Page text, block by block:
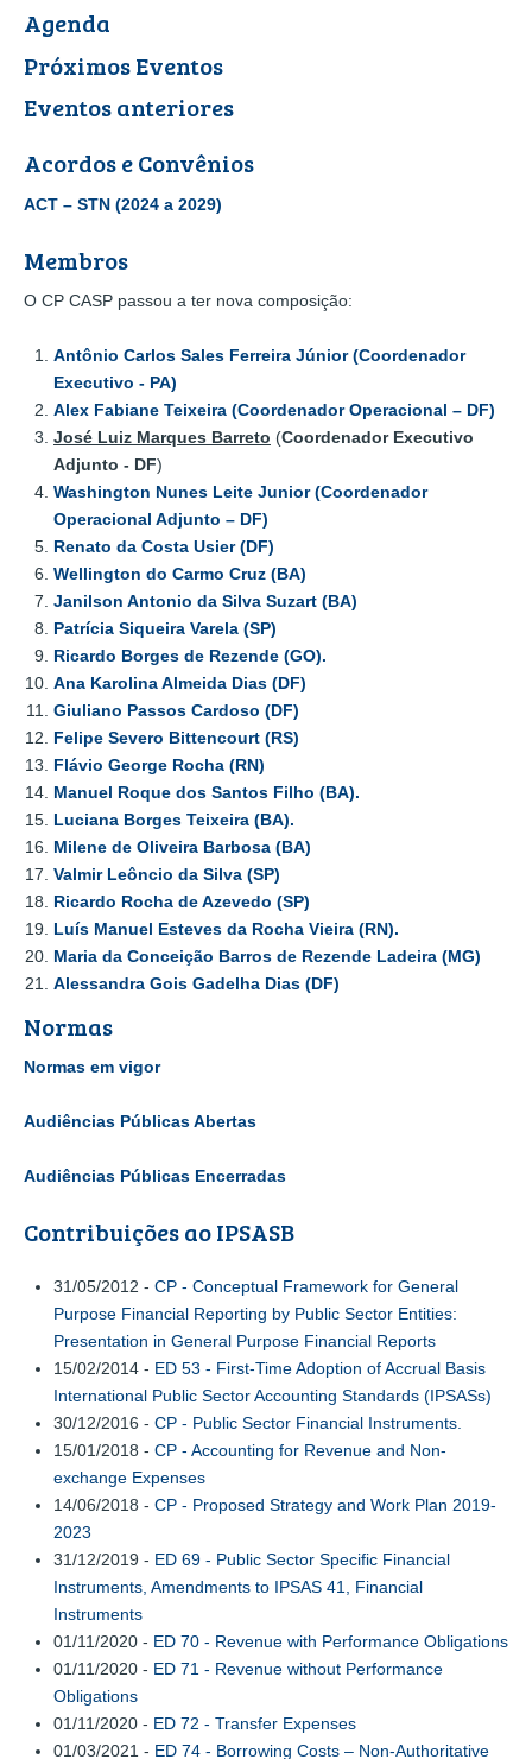
Agenda
Próximos Eventos
Eventos anteriores
Acordos e Convênios
ACT – STN (2024 a 2029)
Membros
O CP CASP passou a ter nova composição:
Antônio Carlos Sales Ferreira Júnior (Coordenador
Executivo - PA)
Alex Fabiane Teixeira (Coordenador Operacional – DF)
José Luiz Marques Barreto (Coordenador Executivo
Adjunto - DF)
Washington Nunes Leite Junior (Coordenador
Operacional Adjunto – DF)
Renato da Costa Usier (DF)
Wellington do Carmo Cruz (BA)
Janilson Antonio da Silva Suzart (BA)
Patrícia Siqueira Varela (SP)
Ricardo Borges de Rezende (GO).
Ana Karolina Almeida Dias (DF)
Giuliano Passos Cardoso (DF)
Felipe Severo Bittencourt (RS)
Flávio George Rocha (RN)
Manuel Roque dos Santos Filho (BA).
Luciana Borges Teixeira (BA).
Milene de Oliveira Barbosa (BA)
Valmir Leôncio da Silva (SP)
Ricardo Rocha de Azevedo (SP)
Luís Manuel Esteves da Rocha Vieira (RN).
Maria da Conceição Barros de Rezende Ladeira (MG)
Alessandra Gois Gadelha Dias (DF)
Normas
Normas em vigor
Audiências Públicas Abertas
Audiências Públicas Encerradas
Contribuições ao IPSASB
31/05/2012 - CP - Conceptual Framework for General
Purpose Financial Reporting by Public Sector Entities:
Presentation in General Purpose Financial Reports
15/02/2014 - ED 53 - First-Time Adoption of Accrual Basis
International Public Sector Accounting Standards (IPSASs)
30/12/2016 - CP - Public Sector Financial Instruments.
15/01/2018 - CP - Accounting for Revenue and Non-
exchange Expenses
14/06/2018 - CP - Proposed Strategy and Work Plan 2019-
2023
31/12/2019 - ED 69 - Public Sector Specific Financial
Instruments, Amendments to IPSAS 41, Financial
Instruments
01/11/2020 - ED 70 - Revenue with Performance Obligations
01/11/2020 - ED 71 - Revenue without Performance
Obligations
01/11/2020 - ED 72 - Transfer Expenses
01/03/2021 - ED 74 - Borrowing Costs – Non-Authoritative